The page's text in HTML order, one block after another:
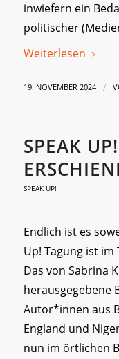
inwiefern ein
politischer
Weiterlesen
19. NOVEMBER 2024 /
SPEAK
SPEAK UP!
Endlich ist es
Up! Tagung ist
Das von Sabrina
herausgegebene
Autor*innen aus
England und
nun im örtlichen